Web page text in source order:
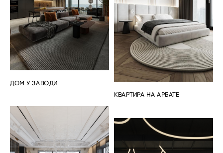
ДОМ У ЗАВОДИ
КВАРТИРА НА АРБАТЕ